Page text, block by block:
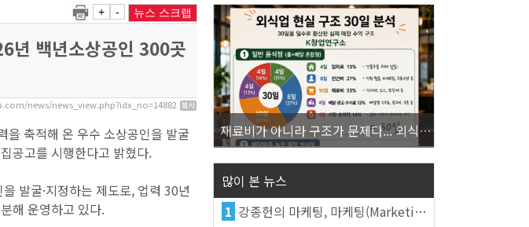
+ - 뉴스 스크랩
년 백년소상공인 300곳
news/news_view.php?idx_no=14882
을 축적해 온 우수 소상공인을 발굴
공고를 시행한다고 밝혔다.
발굴·지정하는 제도로, 업력 30년
해 운영하고 있다.
재료비가 아니라 구조가 문제다... 외식업 수익을 결정하는 진짜 숫자의 비밀
많이 본 뉴스
1 강종헌의 마케팅, 마케팅(Marketing)의 정의